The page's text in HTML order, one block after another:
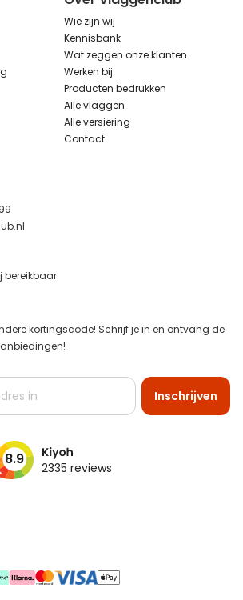
Wie zijn wij
Kennisbank
Wat zeggen onze klanten
Werken bij
Producten bedrukken
Alle vlaggen
Alle versiering
Contact
bereikbaar
kortingscode! Schrijf je in en ontvang de
Inschrijven
8.9 2335 reviews